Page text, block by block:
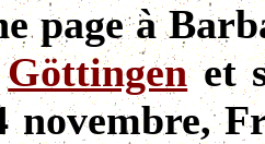
page à
Göttingenet
novembre,